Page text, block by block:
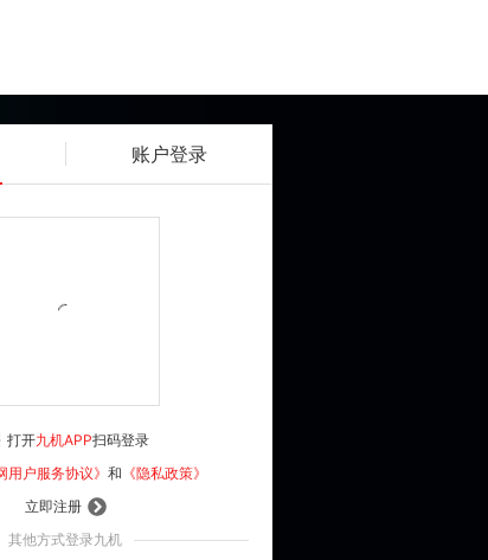
账户登录
登 录
立即注册
其他方式登录九机
打开九机APP扫码登录
用户服务协议》 和 《隐私政策》